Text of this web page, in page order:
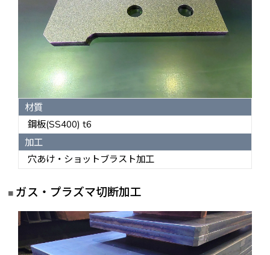
材質
鋼板(SS400) t6
加工
穴あけ・ショットブラスト加工
ガス・プラズマ切断加工